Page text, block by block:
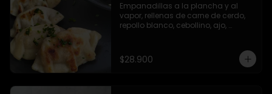
Empanadillas a la plancha y al
vapor, rellenas de carne de cerdo,
repollo blanco, cebollino, ajo,
$28.900